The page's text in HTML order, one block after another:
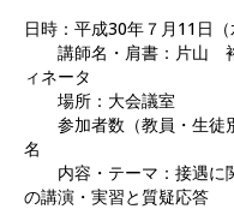
日時：平成30年７月11日
講師名・肩書：片山
ィネータ
場所：大会議室
参加者数（教員・生徒
名
内容・テーマ：接遇に
の講演・実習と質疑応答